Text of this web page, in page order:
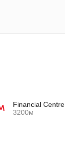
Financial Centre
3200м